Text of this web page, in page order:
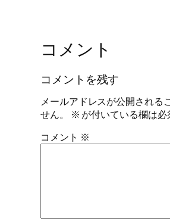
コメント
コメントを残す
メールアドレスが公開される
せん。
※ が付いている欄は必
コメント ※